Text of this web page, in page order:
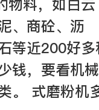
物料，如白云
、商砼、沥
等近200好多
钱，要看机械
。 式磨粉机